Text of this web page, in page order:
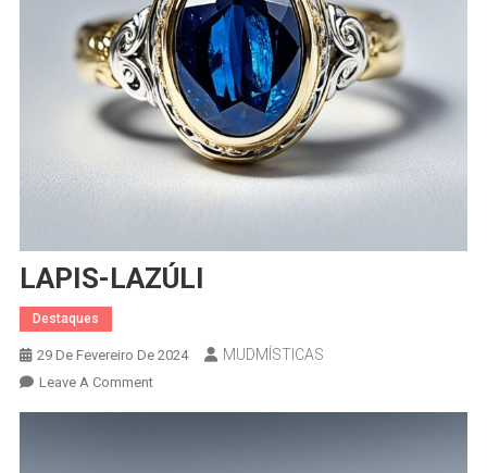
LAPIS-LAZÚLI
Destaques
29 De Fevereiro De 2024 MUDMÍSTICAS
Leave A CommentOn